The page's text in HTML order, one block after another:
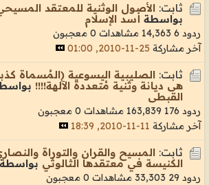
ثابت: الأصول الوثنية للمعتقد
بواسطة أسد الإسلام
ردود 6 14,363 مشاهدات
0 معجبون
آخر مشاركة 25-11-2010, 01:00
ثابت: الصليبية اليسوعية (المُسماة
هى ديانة وثنية مُتعددة الآلهة!!!!
القبطى
ردود 176 163,839 مشاهدات
0 معجبون
آخر مشاركة 11-11-2010, 18:39
ثابت: المسيح والقران والتوراة
الكنيسة في معتقدها الثالوثي
ردود 29 33,303 مشاهدات
0 معجبون